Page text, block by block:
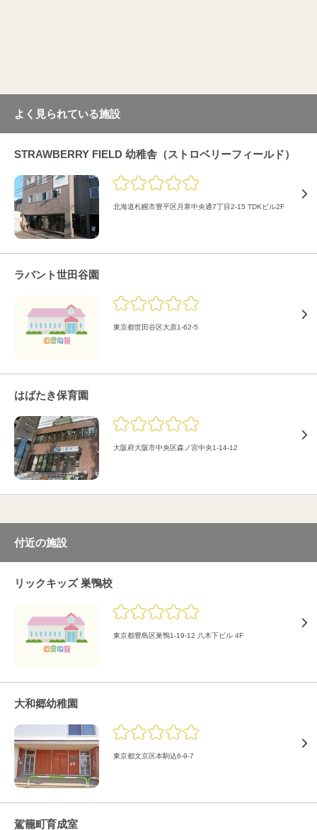
よく見られている施設
STRAWBERRY FIELD 幼稚舎（ストロベリーフィールド）
北海道札幌市豊平区月寒中央通7丁目2-15 TDKビル2F
ラバント世田谷園
東京都世田谷区大原1-62-5
はばたき保育園
大阪府大阪市中央区森ノ宮中央1-14-12
付近の施設
リックキッズ 巣鴨校
東京都豊島区巣鴨1-19-12 八木下ビル 4F
大和郷幼稚園
東京都文京区本駒込6-9-7
駕籠町育成室